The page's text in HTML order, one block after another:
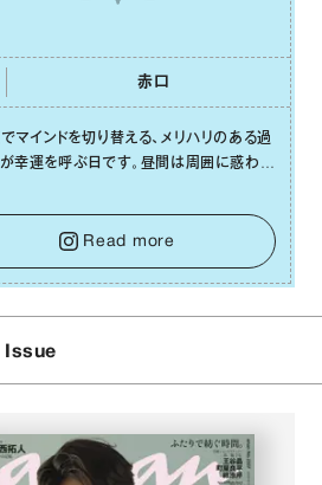
⾚⼝
マインドを切り替える、メリハリのある過
幸運を呼ぶ⽇です。昼間は周囲に惑わさ
プして。そして夜は、疲れや寂しさから⽢
流されないよう、⼼にしっかりブレーキ
ること。この意識の切り替えが、あなたに
⼼感をもたらすはずです。
Read more
Issue